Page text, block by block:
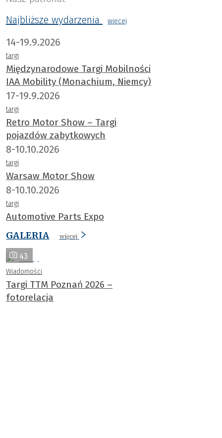
Najbliższe wydarzenia
wiecej
14-19.9.2026
targi
Międzynarodowe Targi Mobilności
IAA Mobility (Monachium, Niemcy)
17-19.9.2026
targi
Retro Motor Show – Targi
pojazdów zabytkowych
8-10.10.2026
targi
Warsaw Motor Show
8-10.10.2026
targi
Automotive Parts Expo
GALERIA
więcej
43
Wiadomości
Targi TTM Poznań 2026 –
fotorelacja